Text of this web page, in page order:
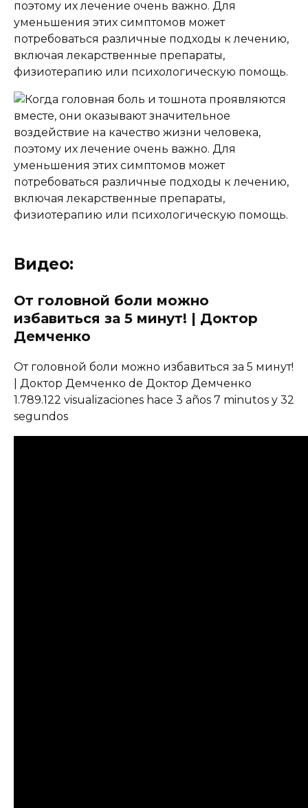
поэтому их лечение очень важно. Для
уменьшения этих симптомов может
потребоваться различные подходы к лечению,
включая лекарственные препараты,
физиотерапию или психологическую помощь.
Видео:
От головной боли можно
избавиться за 5 минут! | Доктор
Демченко
От головной боли можно избавиться за 5 минут!
| Доктор Демченко de Доктор Демченко
1.789.122 visualizaciones hace 3 años 7 minutos y 32
segundos